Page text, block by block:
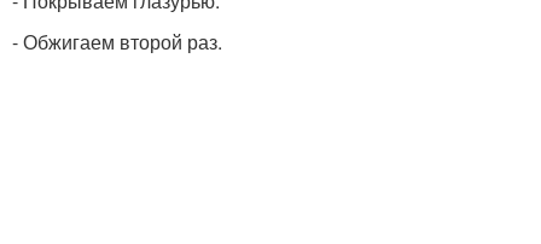
- Обжигаем второй раз.